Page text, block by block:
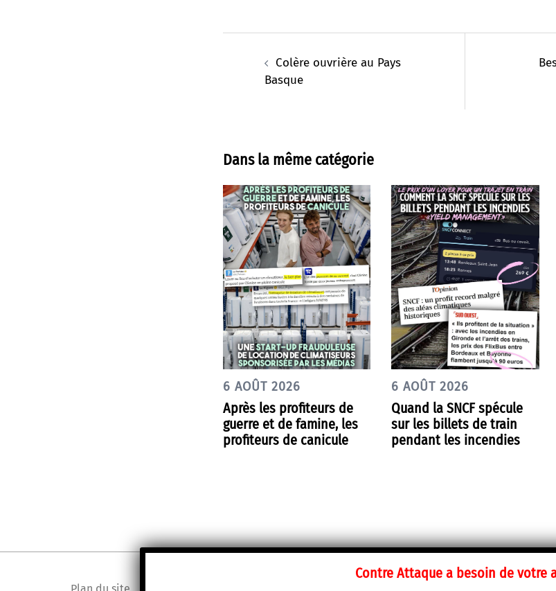
d’articleColère ouvrière au Pays
Basque
Dans la même catégorie
6 AOÛT 2026
Après les profiteurs de
guerre et de famine, les
profiteurs de canicule
6 AOÛT 2026
Quand la SNCF spécule
sur les billets de train
pendant les incendies
Contre Attaque a besoin de votre